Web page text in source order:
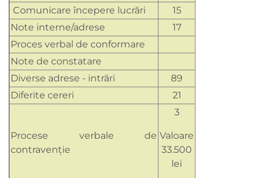
Comunicare începere lucrări
15
Note interne/adrese
17
Proces verbal de conformare
Note de constatare
Diverse adrese - intrări
89
Diferite cereri
21
Procese verbale de
contravenţie
3
Valoare
33.500
lei